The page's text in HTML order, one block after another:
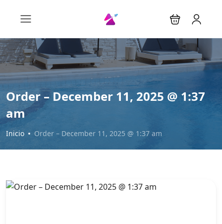
Order – December 11, 2025 @ 1:37
am
Inicio Order – December 11, 2025 @ 1:37 am